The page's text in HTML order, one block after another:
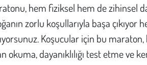
hem fiziksel hem de zihinsel
zorlu koşullarıyla başa
Koşucular için bu
okuma, dayanıklılığı test etme ve